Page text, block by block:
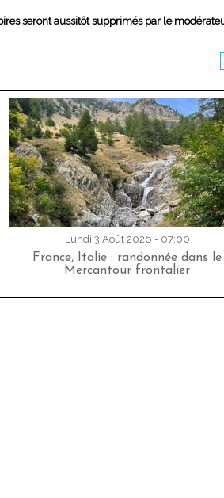
seront aussitôt supprimés par le
Lundi 3 Août 2026 - 07:00
France, Italie : randonnée dans le
Mercantour frontalier